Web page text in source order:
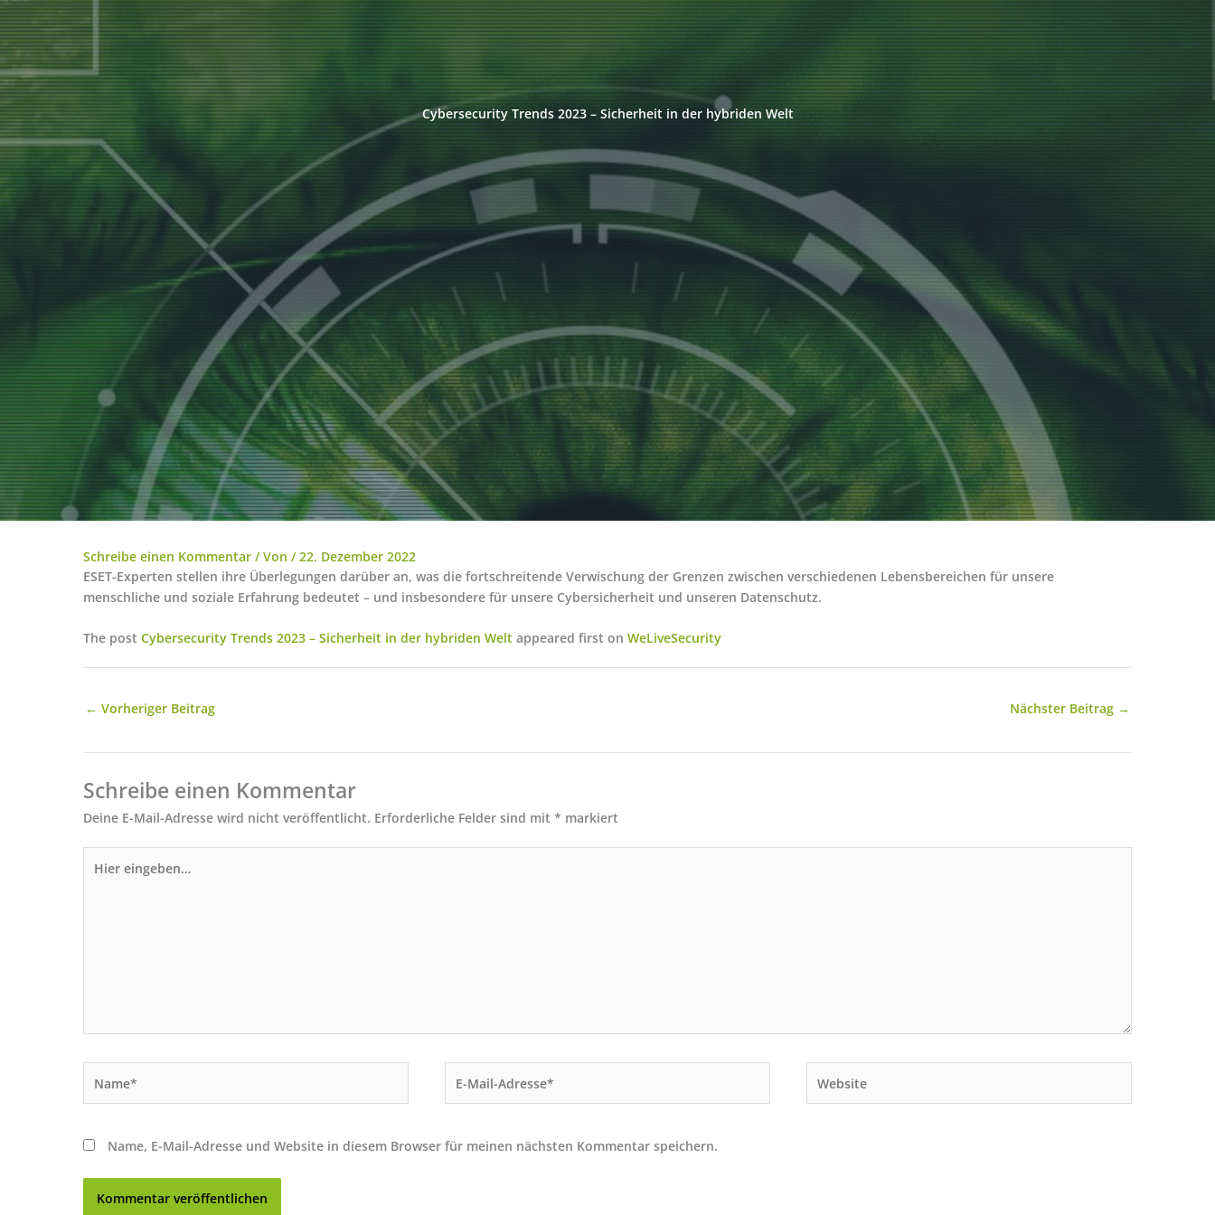
Cybersecurity Trends 2023 – Sicherheit in der hybriden Welt
Schreibe einen Kommentar / Von /22. Dezember 2022
ESET-Experten stellen ihre Überlegungen darüber an, was die fortschreitende Verwischung der Grenzen zwischen verschiedenen Lebensbereichen für unsere
menschliche und soziale Erfahrung bedeutet – und insbesondere für unsere Cybersicherheit und unseren Datenschutz.
The post Cybersecurity Trends 2023 – Sicherheit in der hybriden Welt appeared first on WeLiveSecurity
← Vorheriger Beitrag Nächster Beitrag →
Schreibe einen Kommentar
Deine E-Mail-Adresse wird nicht veröffentlicht. Erforderliche Felder sind mit * markiert
eingeben…
Mail-
Name, E-Mail-Adresse und Website in diesem Browser für meinen nächsten Kommentar speichern.